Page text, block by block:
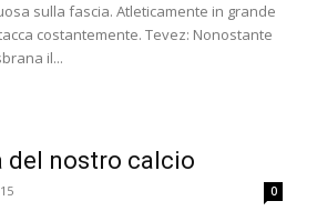
sulla fascia. Atleticamente in grande
costantemente. Tevez: Nonostante
il...
del nostro calcio
0